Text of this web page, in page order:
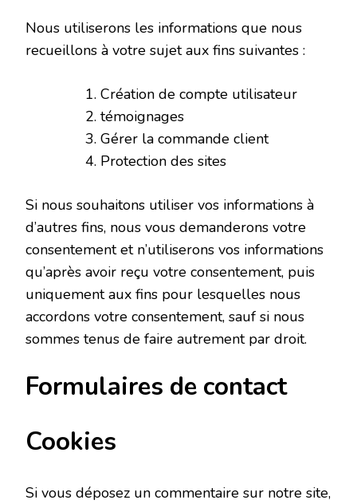
Nous utiliserons les informations que nous
recueillons à votre sujet aux fins suivantes :
Création de compte utilisateur
témoignages
Gérer la commande client
Protection des sites
Si nous souhaitons utiliser vos informations à
d’autres fins, nous vous demanderons votre
consentement et n’utiliserons vos informations
qu’après avoir reçu votre consentement, puis
uniquement aux fins pour lesquelles nous
accordons votre consentement, sauf si nous
sommes tenus de faire autrement par droit.
Formulaires de contact
Cookies
Si vous déposez un commentaire sur notre site,